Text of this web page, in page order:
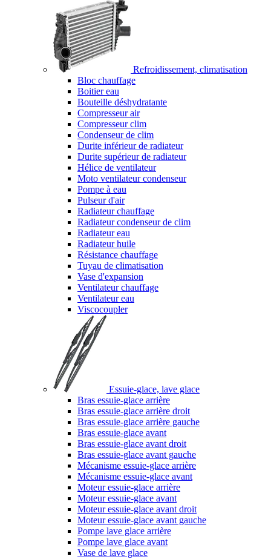
Refroidissement, climatisation
Bloc chauffage
Boitier eau
Bouteille déshydratante
Compresseur air
Compresseur clim
Condenseur de clim
Durite inférieur de radiateur
Durite supérieur de radiateur
Hélice de ventilateur
Moto ventilateur condenseur
Pompe à eau
Pulseur d'air
Radiateur chauffage
Radiateur condenseur de clim
Radiateur eau
Radiateur huile
Résistance chauffage
Tuyau de climatisation
Vase d'expansion
Ventilateur chauffage
Ventilateur eau
Viscocoupler
Essuie-glace, lave glace
Bras essuie-glace arrière
Bras essuie-glace arrière droit
Bras essuie-glace arrière gauche
Bras essuie-glace avant
Bras essuie-glace avant droit
Bras essuie-glace avant gauche
Mécanisme essuie-glace arrière
Mécanisme essuie-glace avant
Moteur essuie-glace arrière
Moteur essuie-glace avant
Moteur essuie-glace avant droit
Moteur essuie-glace avant gauche
Pompe lave glace arrière
Pompe lave glace avant
Vase de lave glace